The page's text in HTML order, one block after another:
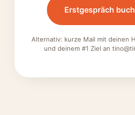
Erstgespräch
Alternativ: kurze Mail mit deinen
und deinem #1 Ziel an